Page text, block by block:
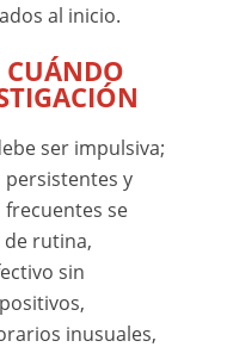
al inicio.
CUÁNDO
ser impulsiva;
persistentes y
se
rutina,
sin
inusuales,